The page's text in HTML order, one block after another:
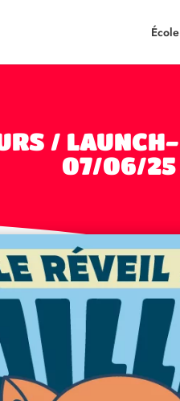
/
07/06/25